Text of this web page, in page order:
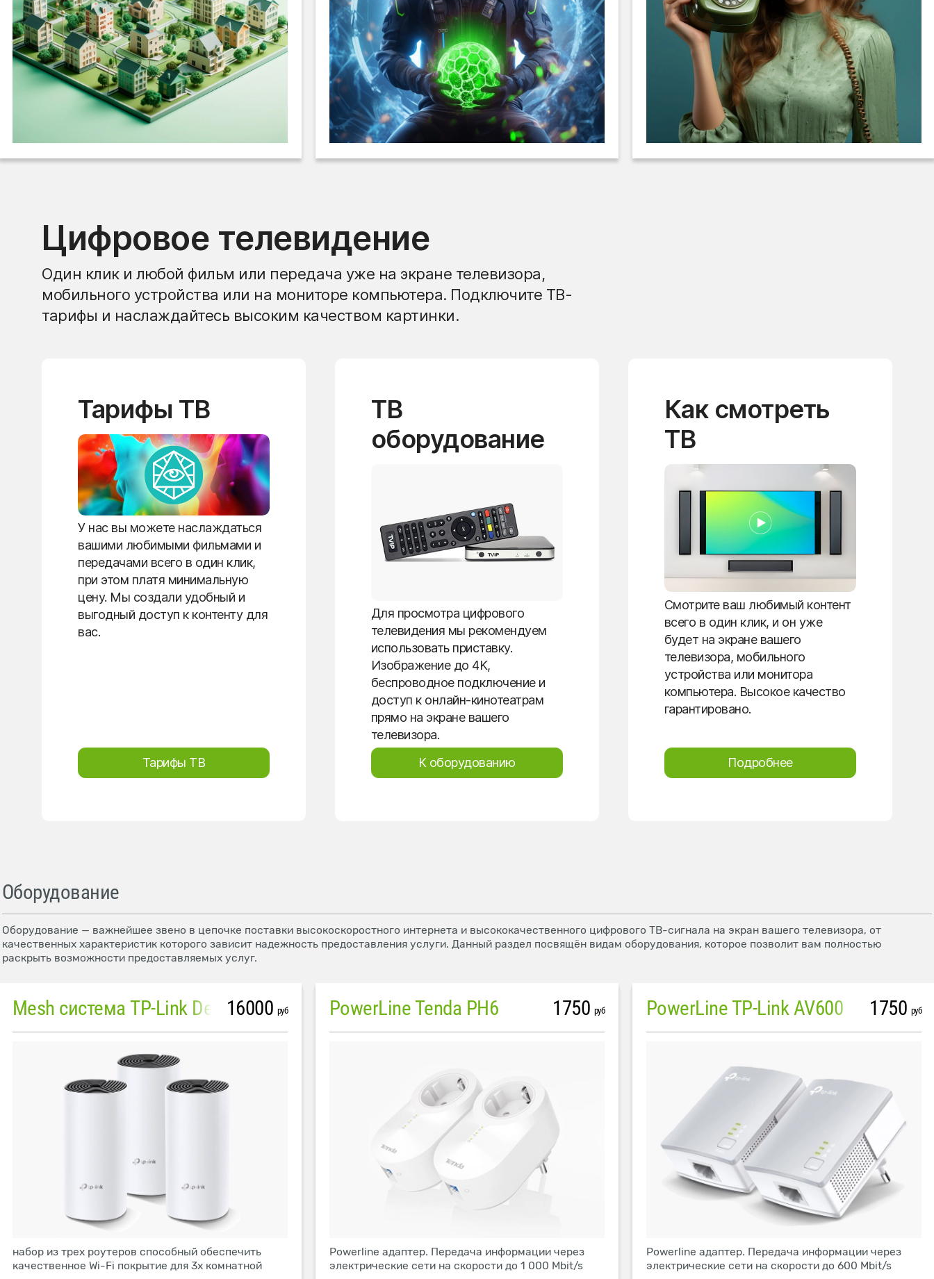
Цифровое телевидение
Один клик и любой фильм или передача уже на экране телевизора,
мобильного устройства или на мониторе компьютера. Подключите ТВ-
тарифы и наслаждайтесь высоким качеством картинки.
Тарифы ТВ
У нас вы можете наслаждаться
вашими любимыми фильмами и
передачами всего в один клик,
при этом платя минимальную
цену. Мы создали удобный и
выгодный доступ к контенту для
вас.
Тарифы ТВ
ТВ
оборудование
Для просмотра цифрового
телевидения мы рекомендуем
использовать приставку.
Изображение до 4K,
беспроводное подключение и
доступ к онлайн-кинотеатрам
прямо на экране вашего
телевизора.
К оборудованию
Как смотреть
ТВ
Смотрите ваш любимый контент
всего в один клик, и он уже
будет на экране вашего
телевизора, мобильного
устройства или монитора
компьютера. Высокое качество
гарантировано.
Подробнее
Оборудование
Оборудование — важнейшее звено в цепочке поставки высокоскоростного интернета и высококачественного цифрового ТВ-сигнала на экран вашего телевизора, от
качественных характеристик которого зависит надежность предоставления услуги. Данный раздел посвящён видам оборудования, которое позволит вам полностью
раскрыть возможности предоставляемых услуг.
Mesh система TP-Link Deco M4 (3 устройства)
16000 руб
набор из трех роутеров способный обеспечить
качественное Wi-Fi покрытие для 3х комнатной
PowerLine Tenda PH6 1750 руб
Powerline адаптер. Передача информации через
электрические сети на скорости до 1 000 Mbit/s
PowerLine TP-Link AV600 1750 руб
Powerline адаптер. Передача информации через
электрические сети на скорости до 600 Mbit/s